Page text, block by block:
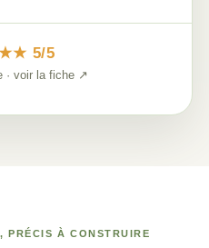
5/5
· voir la fiche ↗
PRÉCIS À CONSTRUIRE